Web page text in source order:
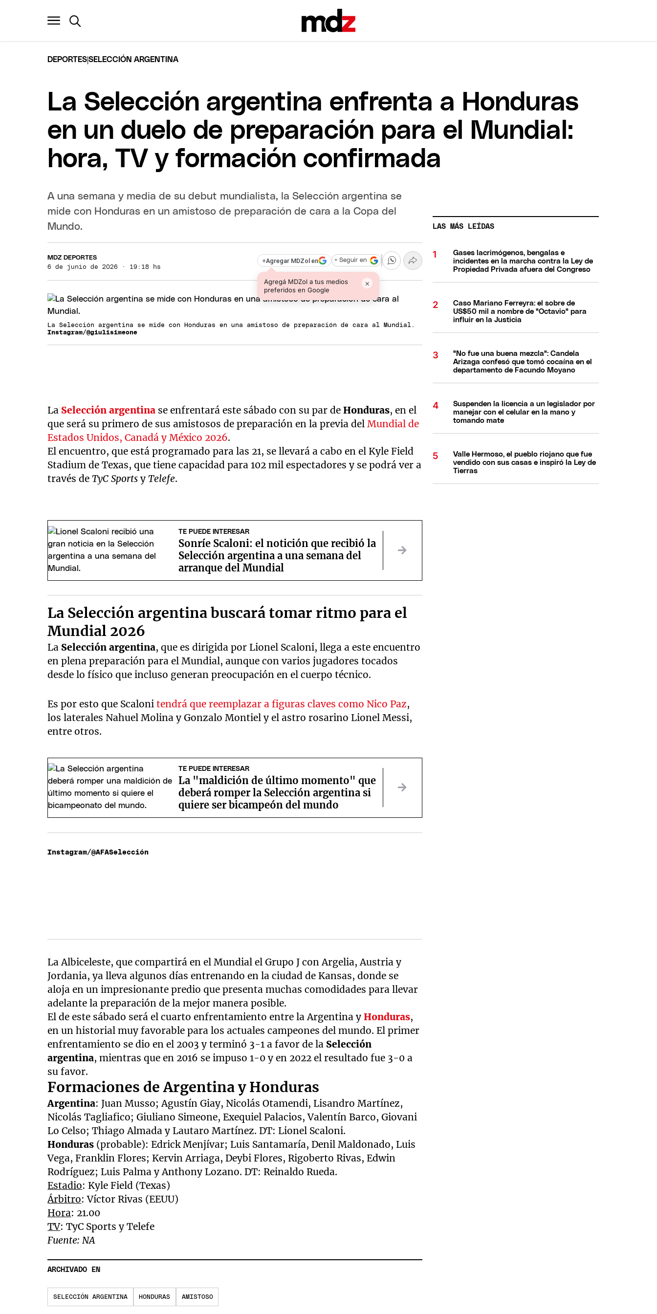
DEPORTES|SELECCIÓN ARGENTINA
La Selección argentina enfrenta a Honduras
en un duelo de preparación para el Mundial:
hora, TV y formación confirmada
A una semana y media de su debut mundialista, la Selección argentina se
mide con Honduras en un amistoso de preparación de cara a la Copa del
Mundo.
MDZ DEPORTES
6 de junio de 2026 · 19:18 hs
+Agregar MDZol en
Agregá MDZol a tus medios
preferidos en Google
×
+ Seguir en
La Selección argentina se mide con Honduras en una amistoso de preparación de cara al Mundial.
Instagram/@giulisimeone
La Selección argentina se enfrentará este sábado con su par deHonduras, en el
que será su primero de sus amistosos de preparación en la previa delMundial de
Estados Unidos, Canadá y México 2026.
El encuentro, que está programado para las 21, se llevará a cabo en el Kyle Field
Stadium de Texas, que tiene capacidad para 102 mil espectadores y se podrá ver a
través deTyC Sports yTelefe.
TE PUEDE INTERESAR
Sonríe Scaloni: el notición que recibió la
Selección argentina a una semana del
arranque del Mundial
La Selección argentina buscará tomar ritmo para el
Mundial 2026
La Selección argentina, que es dirigida por Lionel Scaloni, llega a este encuentro
en plena preparación para el Mundial, aunque con varios jugadores tocados
desde lo físico que incluso generan preocupación en el cuerpo técnico.
Es por esto que Scalonitendrá que reemplazar a figuras claves como Nico Paz,
los laterales Nahuel Molina y Gonzalo Montiel y el astro rosarino Lionel Messi,
entre otros.
TE PUEDE INTERESAR
La "maldición de último momento" que
deberá romper la Selección argentina si
quiere ser bicampeón del mundo
Instagram/@AFASelección
La Albiceleste, que compartirá en el Mundial el Grupo J con Argelia, Austria y
Jordania, ya lleva algunos días entrenando en la ciudad de Kansas, donde se
aloja en un impresionante predio que presenta muchas comodidades para llevar
adelante la preparación de la mejor manera posible.
El de este sábado será el cuarto enfrentamiento entre la Argentina yHonduras,
en un historial muy favorable para los actuales campeones del mundo. El primer
enfrentamiento se dio en el 2003 y terminó 3-1 a favor de la Selección
argentina, mientras que en 2016 se impuso 1-0 y en 2022 el resultado fue 3-0 a
su favor.
Formaciones de Argentina y Honduras
Argentina: Juan Musso; Agustín Giay, Nicolás Otamendi, Lisandro Martínez,
Nicolás Tagliafico; Giuliano Simeone, Exequiel Palacios, Valentín Barco, Giovani
Lo Celso; Thiago Almada y Lautaro Martínez. DT: Lionel Scaloni.
Honduras (probable): Edrick Menjívar; Luis Santamaría, Denil Maldonado, Luis
Vega, Franklin Flores; Kervin Arriaga, Deybi Flores, Rigoberto Rivas, Edwin
Rodríguez; Luis Palma y Anthony Lozano. DT: Reinaldo Rueda.
Estadio: Kyle Field (Texas)
Árbitro: Víctor Rivas (EEUU)
Hora: 21.00
TV: TyC Sports y Telefe
Fuente: NA
ARCHIVADO EN
SELECCIÓN ARGENTINA HONDURAS AMISTOSO
LAS MÁS LEÍDAS
Gases lacrimógenos, bengalas e
incidentes en la marcha contra la Ley de
Propiedad Privada afuera del Congreso
Caso Mariano Ferreyra: el sobre de
US$50 mil a nombre de "Octavio" para
influir en la Justicia
"No fue una buena mezcla": Candela
Arizaga confesó que tomó cocaína en el
departamento de Facundo Moyano
Suspenden la licencia a un legislador por
manejar con el celular en la mano y
tomando mate
Valle Hermoso, el pueblo riojano que fue
vendido con sus casas e inspiró la Ley de
Tierras